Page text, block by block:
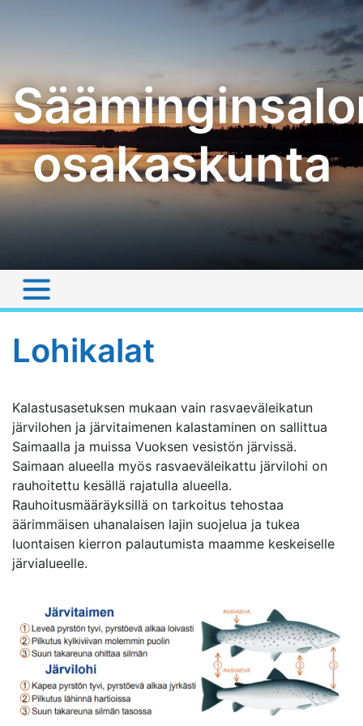
osakaskunta
Lohikalat
Kalastusasetuksen mukaan vain rasvaeväleikatun
järvilohen ja järvitaimenen kalastaminen on sallittua
Saimaalla ja muissa Vuoksen vesistön järvissä.
Saimaan alueella myös rasvaeväleikattu järvilohi on
rauhoitettu kesällä rajatulla alueella.
Rauhoitusmääräyksillä on tarkoitus tehostaa
äärimmäisen uhanalaisen lajin suojelua ja tukea
luontaisen kierron palautumista maamme keskeiselle
järvialueelle.